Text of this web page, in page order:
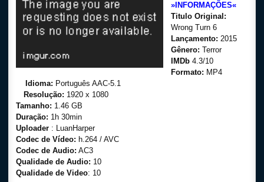
Filmes
Legendado
»INFORMAÇÕES«
Titulo Original:
Wrong Turn 6
Lançamento: 2015
Gênero: Terror
IMDb 4.3/10
Formato: MP4
Idioma: Português AAC-5.1
Resolução: 1920 x 1080
Tamanho: 1.46 GB
Duração: 1h 30min
Uploader : LuanHarper
Codec de Vídeo: h.264 / AVC
Codec de Audio: AC3
Qualidade de Audio: 10
Qualidade de Video: 10